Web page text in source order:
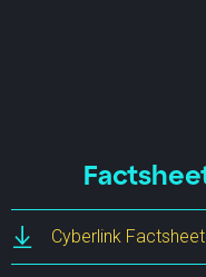
Cyberlink